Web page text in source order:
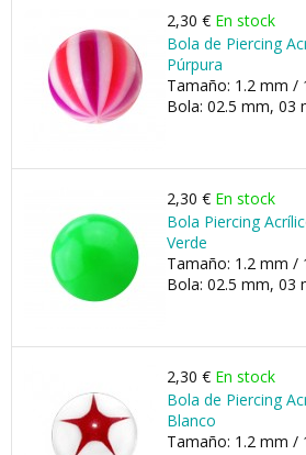
2,30 € En stock
Bola de Piercing
Púrpura
Tamaño: 1.2 mm /
Bola: 02.5 mm, 03
2,30 € En stock
Bola Piercing
Verde
Tamaño: 1.2 mm /
Bola: 02.5 mm, 03
2,30 € En stock
Bola de Piercing
Blanco
Tamaño: 1.2 mm /